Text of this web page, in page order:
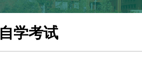
自学考试